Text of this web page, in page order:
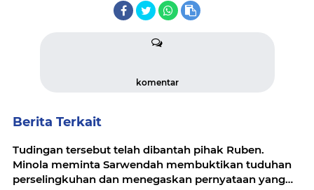
komentar
Berita Terkait
Tudingan tersebut telah dibantah pihak Ruben.
Minola meminta Sarwendah membuktikan tuduhan
perselingkuhan dan menegaskan pernyataan yang